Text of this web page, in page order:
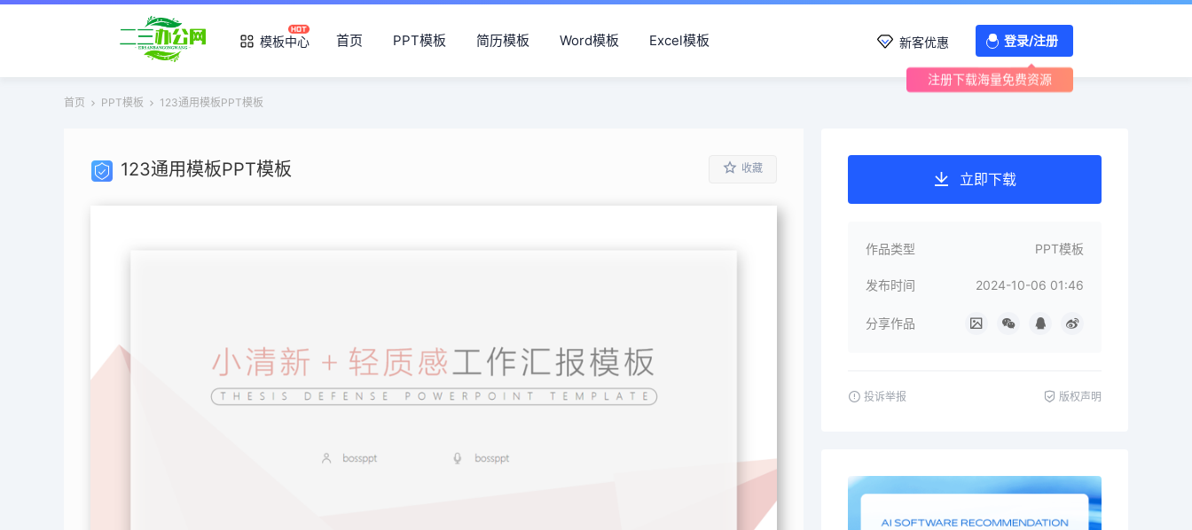
模板中心 首页 PPT模板 简历模板 Word模板 Excel模板 新客优惠 登录/注册
注册下载海量免费资源
首页 PPT模板 123通用模板PPT模板
123通用模板PPT模板 收藏
立即下载
作品类型 PPT模板
发布时间 2024-10-06 01:46
分享作品
投诉举报 版权声明